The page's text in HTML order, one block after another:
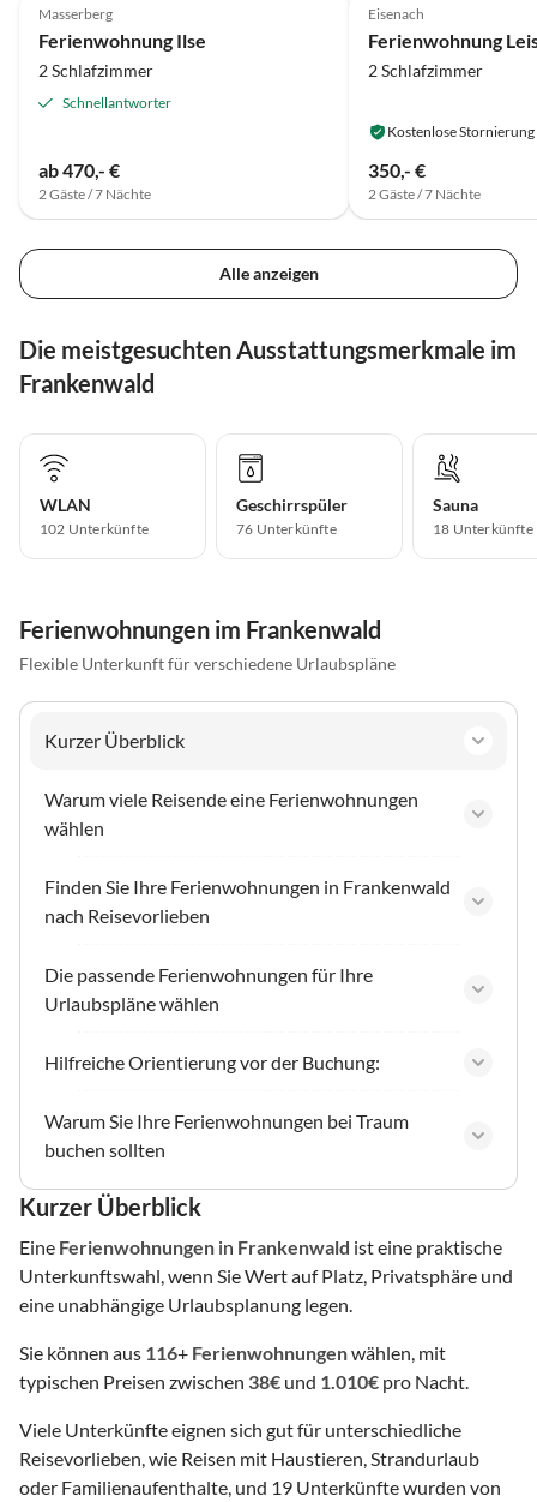
Masserberg
Ferienwohnung Ilse
2 Schlafzimmer
Schnellantworter
ab 470,- €
2 Gäste / 7 Nächte
Eisenach
Ferienwohnung
2 Schlafzimmer
Kostenlose Stornierung
350,- €
2 Gäste / 7 Nächte
Alle anzeigen
Die meistgesuchten Ausstattungsmerkmale im
Frankenwald
WLAN
102 Unterkünfte
Geschirrspüler
76 Unterkünfte
Sauna
18 Unterkünfte
Ferienwohnungen im Frankenwald
Flexible Unterkunft für verschiedene Urlaubspläne
Kurzer Überblick
Warum viele Reisende eine Ferienwohnungen
wählen
Finden Sie Ihre Ferienwohnungen in Frankenwald
nach Reisevorlieben
Die passende Ferienwohnungen für Ihre
Urlaubspläne wählen
Hilfreiche Orientierung vor der Buchung:
Warum Sie Ihre Ferienwohnungen bei Traum
buchen sollten
Kurzer Überblick
Eine Ferienwohnungen in Frankenwald ist eine praktische
Unterkunftswahl, wenn Sie Wert auf Platz, Privatsphäre und
eine unabhängige Urlaubsplanung legen.
Sie können aus 116+ Ferienwohnungenwählen, mit
typischen Preisen zwischen 38€ und 1.010€ pro Nacht.
Viele Unterkünfte eignen sich gut für unterschiedliche
Reisevorlieben, wie Reisen mit Haustieren, Strandurlaub
oder Familienaufenthalte, und 19 Unterkünfte wurden von